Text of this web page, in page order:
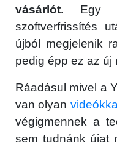
vásárlót. Egy
szoftverfrissítés
újból megjelenik
pedig épp ez az új
Ráadásul mivel a
van olyan videókkal
végigmennek a
sem tudnánk újat